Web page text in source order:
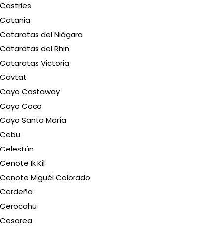
Castries
Catania
Cataratas del Niágara
Cataratas del Rhin
Cataratas Victoria
Cavtat
Cayo Castaway
Cayo Coco
Cayo Santa María
Cebu
Celestún
Cenote Ik Kil
Cenote Miguél Colorado
Cerdeña
Cerocahui
Cesarea